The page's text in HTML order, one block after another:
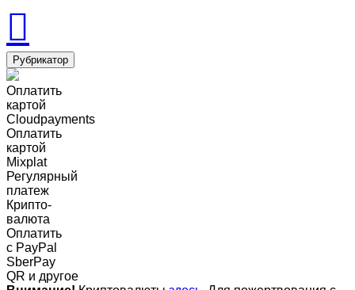
Рубрикатор
Оплатить
картой
Cloudpayments
Оплатить
картой
Mixplat
Регулярный
платеж
Крипто-
валюта
Оплатить
c PayPal
SberPay
QR и другое